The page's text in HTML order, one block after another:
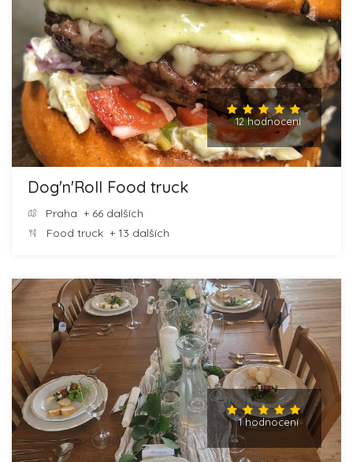
12 hodnocení
Dog'n'Roll Food truck
Praha + 66 dalších
Food truck + 13 dalších
1 hodnocení